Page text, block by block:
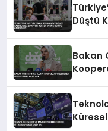
Düştü
Bakan